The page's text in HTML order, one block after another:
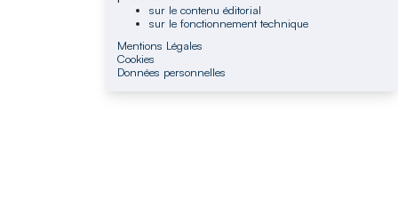
sur le contenu éditorial
sur le fonctionnement technique
Mentions Légales
Cookies
Données personnelles